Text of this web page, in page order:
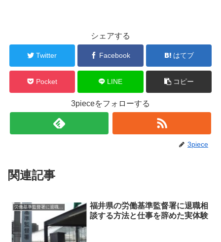
シェアする
Twitter Facebook はてブ
Pocket LINE コピー
3pieceをフォローする
3piece
関連記事
労働基準監督署に退職相談
福井県の労働基準監督署に退職相
談する方法と仕事を辞めた実体験